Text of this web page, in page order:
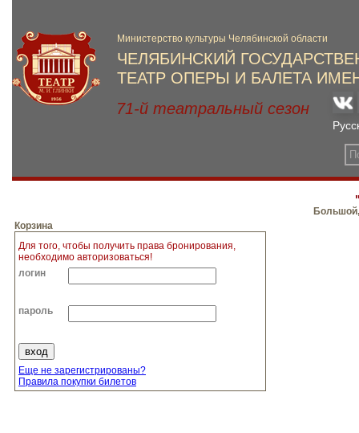
Корзина
Для того, чтобы получить права бронирования,
необходимо авторизоваться!
логин
пароль
Еще не зарегистрированы?
Правила покупки билетов